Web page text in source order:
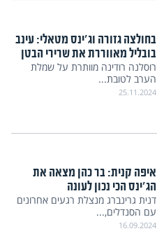
בחולצה גזורה וג'ינס מטאלי: עינב
בובליל מאווררת את שרירי הבטן
רוסלנה רודינה מוותרת על שמלת
הערב לטובת...
25.11.2024
איפה קנית: בר כהן מצאה את
הג'ינס הכי נכון לעונה
דנית גרינברג מנצלת רגעים אחרונים
עם הסנדלים,...
16.09.2024